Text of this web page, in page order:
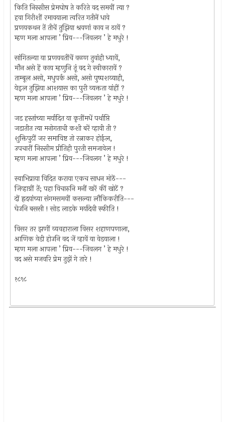
किति निस्सीस प्रेमघोष ते करिते वद समयीं त्या ?
हवा गिरीशीं रमावयाला त्वरित गतीनें धावे
प्रणयकथन तें तीचें तुझिया श्रवणां काय न ठावें ?
म्हण मला आपला ’ प्रिय---जिवलग ’ हे मधुरे !
सांगितल्या या प्रणयवतींचें वळण तुवांही ध्यावें,
मौन असे हें काय म्हणुनि तूं वद गे स्वीकारावें ?
ताम्बूल असो, मधुपर्क असो, असो पुष्पशय्याही,
येइल तुझिया आशयास का पुरी व्यक्तता यांहीं ?
म्हण मला आपला ’ प्रिय---जिवलग ’ हे मधुरे !
जड हस्तांच्या मर्यादित या कृतींमधें पर्थाप्ति
जडातीत त्या मनोगताची कशी बरें व्हावी ती ?
शुक्तिपुटीं जर समाविष्ट तो रत्नाकर होईल,
उपचारीं निस्सीम प्रीतिही पुरती समजावेल !
म्हण मला आपला ’ प्रिय---जिवलग ’ हे मधुरे !
स्वाभिप्राया विदित कराया एकच साधन मोठें---
जिव्हाग्रीं तें; पहा विचारुनि मनीं खरें कीं खोटें ?
दों ह्रदयांच्या संगमसमयीं कसल्या लौकिकरीति---
घेउनि बससी ! सोड लाडके मर्यादेवी स्फीति !
विसर तर झणीं व्यवहाराला विसर शहाणपणाला,
आणिक वेडी होउनि वद जें व्हावें या वेडयाला !
म्हण मला आपला ’ प्रिय---जिवलग ’ हे मधुरे !
वद असे मजवरि प्रेम तुझें गे तारे !
१८९८